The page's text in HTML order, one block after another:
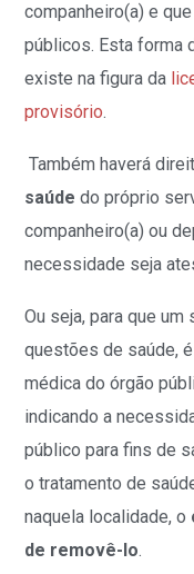
companheiro(a) e
públicos. Esta forma
existe na figura da
provisório.
Também haverá
saúde do próprio
companheiro(a) ou
necessidade seja
Ou seja, para que
questões de saúde,
médica do órgão
indicando a
público para fins de
o tratamento de
naquela localidade, o
de removê-lo.